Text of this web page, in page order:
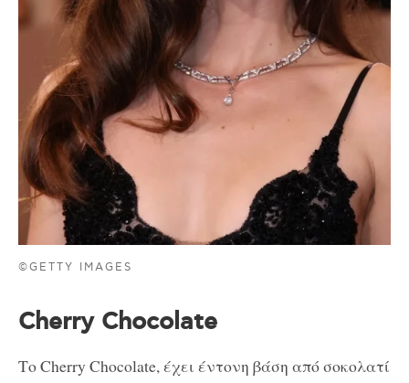
©GETTY IMAGES
Cherry Chocolate
Το Cherry Chocolate, έχει έντονη βάση από σοκολατί